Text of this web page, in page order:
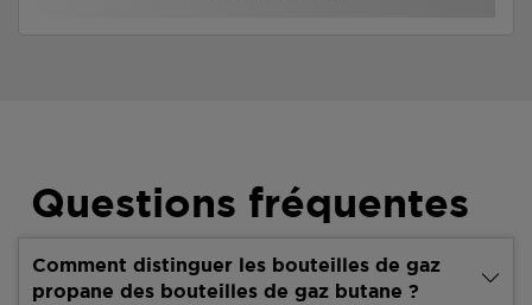
Questions fréquentes
Comment distinguer les bouteilles de gaz
propane des bouteilles de gaz butane ?